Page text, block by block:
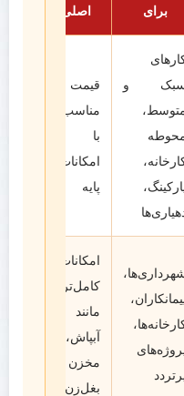
برای
اصلی
و
قیمت
مناسب‌تر
با
امکانات
پایه
امکانات
کامل‌تر
مانند
آبپاش،
مخزن و
بغل‌زن